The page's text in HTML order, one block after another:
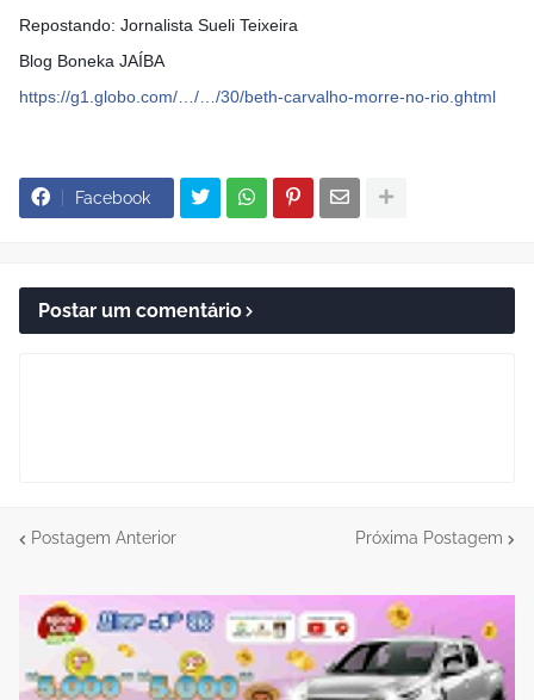
Repostando: Jornalista Sueli Teixeira
Blog Boneka JAÍBA
https://g1.globo.com/…/…/30/beth-carvalho-morre-no-rio.ghtml
Facebook
Postar um comentário
Postagem Anterior Próxima Postagem